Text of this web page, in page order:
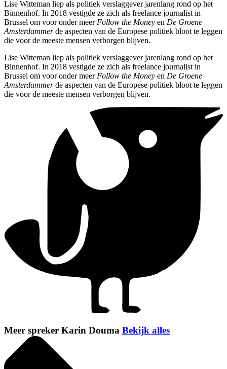
Lise Witteman liep als politiek verslaggever jarenlang rond op het
Binnenhof. In 2018 vestigde ze zich als freelance journalist in
Brussel om voor onder meer Follow the Money en De Groene
Amsterdammerde aspecten van de Europese politiek bloot te leggen
die voor de meeste mensen verborgen blijven.
Lise Witteman liep als politiek verslaggever jarenlang rond op het
Binnenhof. In 2018 vestigde ze zich als freelance journalist in
Brussel om voor onder meer Follow the Money en De Groene
Amsterdammerde aspecten van de Europese politiek bloot te leggen
die voor de meeste mensen verborgen blijven.
Meer spreker Karin Douma Bekijk alles